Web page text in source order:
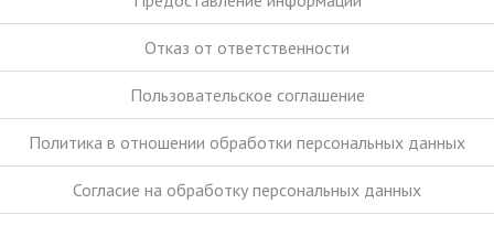
Отказ от ответственности
Пользовательское соглашение
Политика в отношении обработки персональных данных
Согласие на обработку персональных данных